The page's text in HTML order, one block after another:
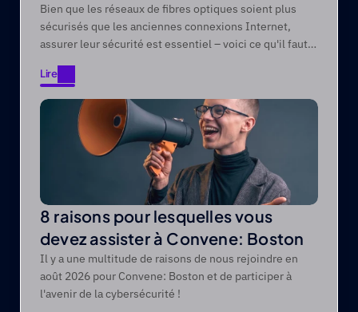
protéger les réseaux de fibres
optiques contre les menaces
Bien que les réseaux de fibres optiques soient plus
sécurisés que les anciennes connexions Internet,
assurer leur sécurité est essentiel – voici ce qu'il faut
Lire
Lire
8 raisons pour lesquelles vous
devez assister à Convene: Boston
Il y a une multitude de raisons de nous rejoindre en
août 2026 pour Convene: Boston et de participer à
l'avenir de la cybersécurité !